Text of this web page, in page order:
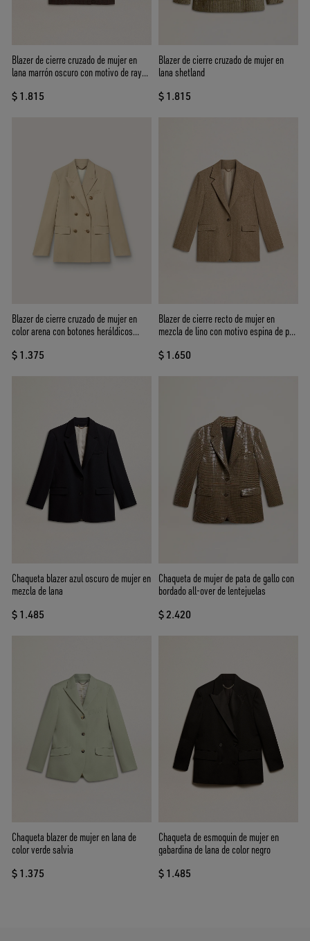
Blazer de cierre cruzado de mujer en
lana marrón oscuro con motivo de rayas
$ 1.815
Blazer de cierre cruzado de mujer en
lana shetland
$ 1.815
Blazer de cierre cruzado de mujer en
color arena con botones heráldicos
$ 1.375
Blazer de cierre recto de mujer en
mezcla de lino con motivo espina de pez
$ 1.650
Chaqueta blazer azul oscuro de mujer en
mezcla de lana
$ 1.485
Chaqueta de mujer de pata de gallo con
bordado all-over de lentejuelas
$ 2.420
Chaqueta blazer de mujer en lana de
color verde salvia
$ 1.375
Chaqueta de esmoquin de mujer en
gabardina de lana de color negro
$ 1.485